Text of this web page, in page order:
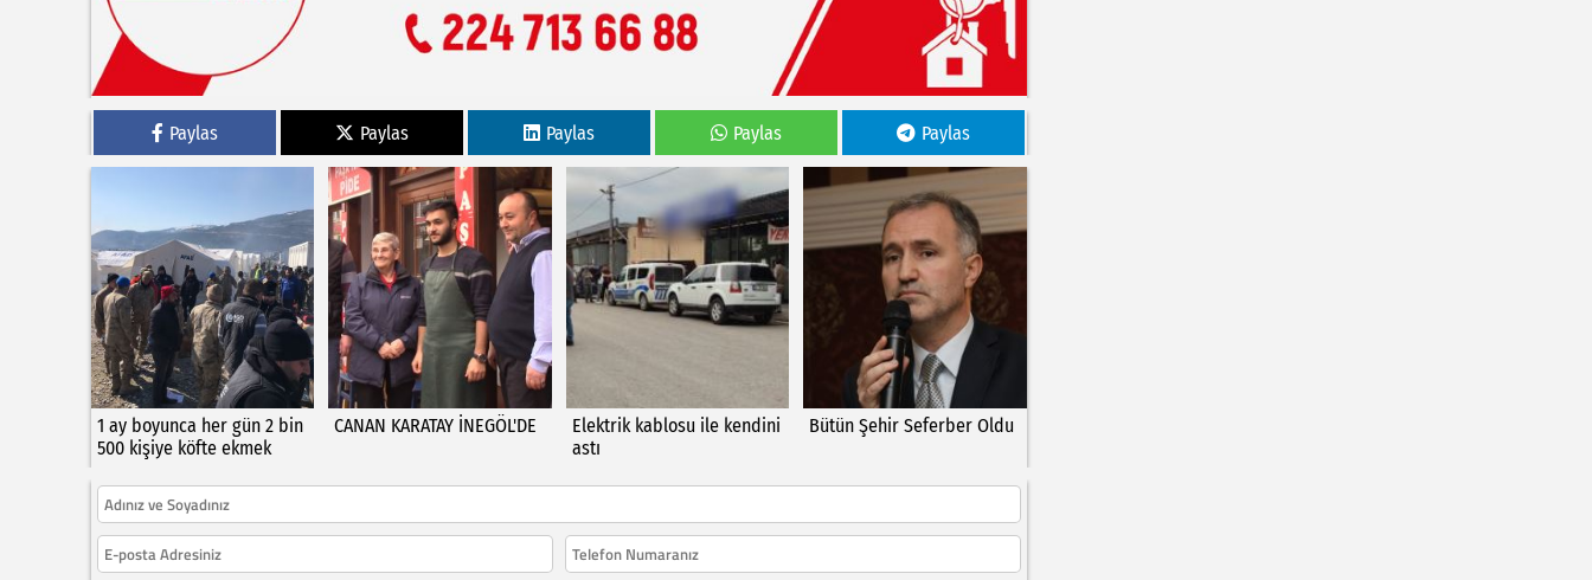
Paylas Paylas Paylas Paylas Paylas
1 ay boyunca her gün 2 bin
500 kişiye köfte ekmek
CANAN KARATAY İNEGÖL'DE
Elektrik kablosu ile kendini
astı
Bütün Şehir Seferber Oldu